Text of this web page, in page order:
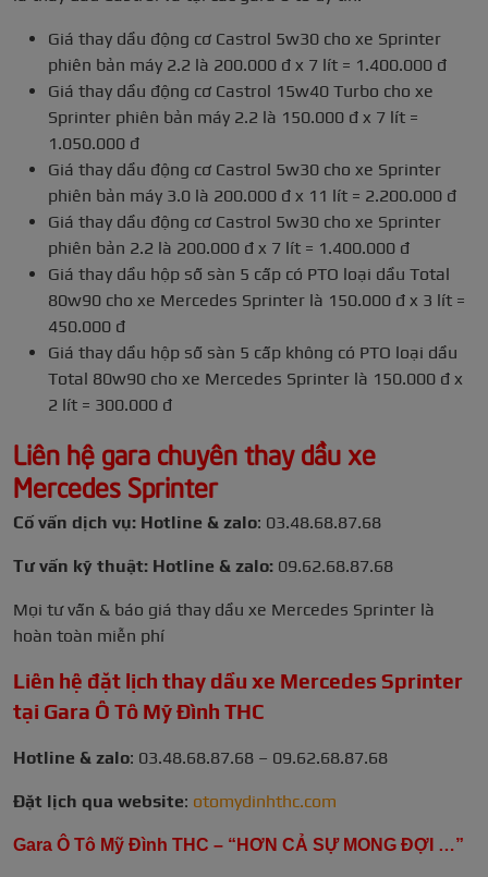
Giá thay dầu động cơ Castrol 5w30 cho xe Sprinter
phiên bản máy 2.2 là 200.000 đ x 7 lít = 1.400.000 đ
Giá thay dầu động cơ Castrol 15w40 Turbo cho xe
Sprinter phiên bản máy 2.2 là 150.000 đ x 7 lít =
1.050.000 đ
Giá thay dầu động cơ Castrol 5w30 cho xe Sprinter
phiên bản máy 3.0 là 200.000 đ x 11 lít = 2.200.000 đ
Giá thay dầu động cơ Castrol 5w30 cho xe Sprinter
phiên bản 2.2 là 200.000 đ x 7 lít = 1.400.000 đ
Giá thay dầu hộp số sàn 5 cấp có PTO loại dầu Total
80w90 cho xe Mercedes Sprinter là 150.000 đ x 3 lít =
450.000 đ
Giá thay dầu hộp số sàn 5 cấp không có PTO loại dầu
Total 80w90 cho xe Mercedes Sprinter là 150.000 đ x
2 lít = 300.000 đ
Liên hệ gara chuyên thay dầu xe
Mercedes Sprinter
Cố vấn dịch vụ: Hotline & zalo: 03.48.68.87.68
Tư vấn kỹ thuật: Hotline & zalo: 09.62.68.87.68
Mọi tư vấn & báo giá thay dầu xe Mercedes Sprinter là
hoàn toàn miễn phí
Liên hệ đặt lịch thay dầu xe Mercedes Sprinter
tại Gara Ô Tô Mỹ Đình THC
Hotline & zalo: 03.48.68.87.68 – 09.62.68.87.68
Đặt lịch qua website: otomydinhthc.com
Gara Ô Tô Mỹ Đình THC – “HƠN CẢ SỰ MONG ĐỢI …”